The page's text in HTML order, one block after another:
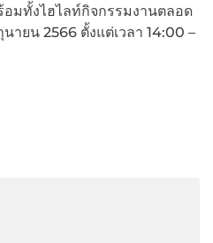
มทั้งไฮไลท์กิจกรรมงานตลอด
ายน 2566 ตั้งแต่เวลา 14:00 –